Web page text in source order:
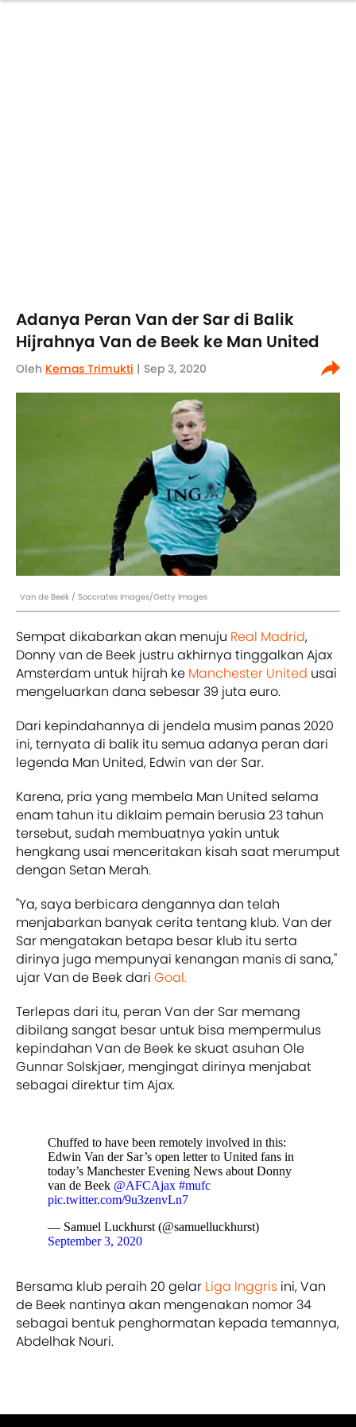
Adanya Peran Van der Sar di Balik
Hijrahnya Van de Beek ke Man United
Oleh Kemas Trimukti | Sep 3, 2020
Van de Beek / Soccrates Images/Getty Images
Sempat dikabarkan akan menuju Real Madrid,
Donny van de Beek justru akhirnya tinggalkan Ajax
Amsterdam untuk hijrah ke Manchester United usai
mengeluarkan dana sebesar 39 juta euro.
Dari kepindahannya di jendela musim panas 2020
ini, ternyata di balik itu semua adanya peran dari
legenda Man United, Edwin van der Sar.
Karena, pria yang membela Man United selama
enam tahun itu diklaim pemain berusia 23 tahun
tersebut, sudah membuatnya yakin untuk
hengkang usai menceritakan kisah saat merumput
dengan Setan Merah.
"Ya, saya berbicara dengannya dan telah
menjabarkan banyak cerita tentang klub. Van der
Sar mengatakan betapa besar klub itu serta
dirinya juga mempunyai kenangan manis di sana,"
ujar Van de Beek dari Goal.
Terlepas dari itu, peran Van der Sar memang
dibilang sangat besar untuk bisa mempermulus
kepindahan Van de Beek ke skuat asuhan Ole
Gunnar Solskjaer, mengingat dirinya menjabat
sebagai direktur tim Ajax.
Chuffed to have been remotely involved in this:
Edwin Van der Sar’s open letter to United fans in
today’s Manchester Evening News about Donny
van de Beek @AFCAjax #mufc
pic.twitter.com/9u3zenvLn7
— Samuel Luckhurst (@samuelluckhurst)
September 3, 2020
Bersama klub peraih 20 gelar Liga Inggris ini, Van
de Beek nantinya akan mengenakan nomor 34
sebagai bentuk penghormatan kepada temannya,
Abdelhak Nouri.